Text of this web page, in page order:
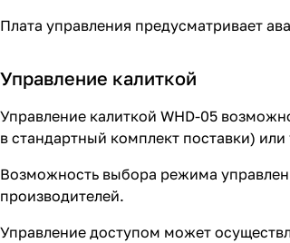
Плата управления предусматривает
Управление калиткой
Управление калиткой WHD-05
в стандартный комплект поставки)
Возможность выбора режима
производителей.
Управление доступом может